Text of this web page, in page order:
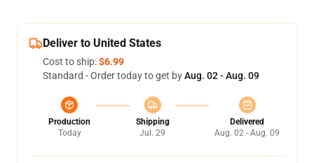
Deliver to United States
Cost to ship:$6.99
Standard - Order today to get byAug. 02 - Aug. 09
Production
Today
Shipping
Jul. 29
Delivered
Aug. 02 - Aug. 09